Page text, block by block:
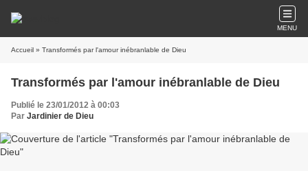
MENU
Accueil » Transformés par l'amour inébranlable de Dieu
Transformés par l'amour inébranlable de Dieu
Publié le 23/01/2012 à 00:03
Par Jardinier de Dieu